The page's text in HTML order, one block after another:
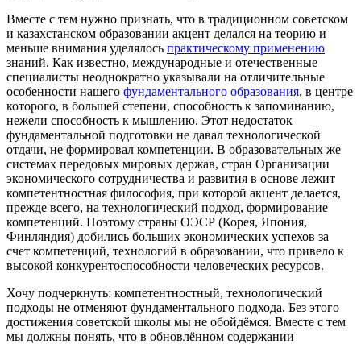
Вместе с тем нужно признать, что в традиционном советском
и казахстанском образовании акцент делался на теорию и
меньше внимания уделялось практическому применению
знаний. Как известно, международные и отечественные
специалисты неоднократно указывали на отличительные
особенности нашего фундаментального образования, в центре
которого, в большей степени, способность к запоминанию,
нежели способность к мышлению. Этот недостаток
фундаментальной подготовки не давал технологической
отдачи, не формировал компетенции. В образовательных же
системах передовых мировых держав, стран Организации
экономического сотрудничества и развития в основе лежит
компетентностная философия, при которой акцент делается,
прежде всего, на технологический подход, формирование
компетенций. Поэтому страны ОЭСР (Корея, Япония,
Финляндия) добились больших экономических успехов за
счет компетенций, технологий в образовании, что привело к
высокой конкурентоспособности человеческих ресурсов.
Хочу подчеркнуть: компетентностный, технологический
подходы не отменяют фундаментального подхода. Без этого
достижения советской школы мы не обойдёмся. Вместе с тем
мы должны понять, что в обновлённом содержании